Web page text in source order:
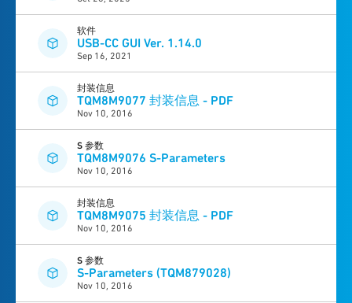
软件
USB-CC GUI Ver. 1.14.0
Sep 16, 2021
封装信息
TQM8M9077 封装信息 - PDF
Nov 10, 2016
S 参数
TQM8M9076 S-Parameters
Nov 10, 2016
封装信息
TQM8M9075 封装信息 - PDF
Nov 10, 2016
S 参数
S-Parameters (TQM879028)
Nov 10, 2016